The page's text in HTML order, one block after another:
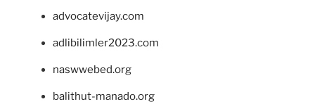
advocatevijay.com
adlibilimler2023.com
naswwebed.org
balithut-manado.org